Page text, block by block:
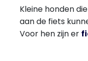
Kleine honden
aan de fiets
Voor hen zijn er